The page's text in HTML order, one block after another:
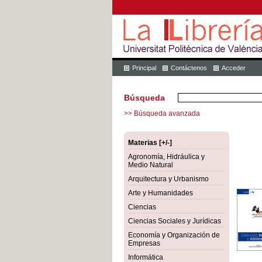
Principal Contáctenos Acceder
Búsqueda
>> Búsqueda avanzada
Materias [+/-]
Agronomía, Hidráulica y
Medio Natural
Arquitectura y Urbanismo
Arte y Humanidades
Ciencias
Ciencias Sociales y Jurídicas
Economía y Organización de
Empresas
Informática